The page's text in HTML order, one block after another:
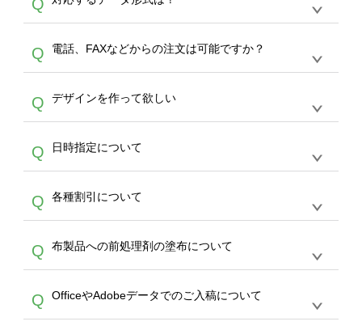
生産にて承っております。デザインツールから
デザインの作成から決済まで完了できます。
30枚以上やシルク印刷など、大口注文の場合
は、サポートが担当するエコバッグコンシェル
やタンブラーコンシェルをご利用ください。製
作する数量が多ければ多いほど、オンデマンド
サービスよりも低価格で製作することが可能で
す。
Q
A
ドできるデータ形式は、JPG / PNG / AI / PSD /
PDF 形式になります。データの最大サイズ
写真などもアップロード可能です。使用できな
い画像はエラーになります。（※ Illustratorか
らの直接入稿には対応していません。AIで保存
し、デザインツールからアップロードして下さ
い）
Q 電話、FAXなどからの注文は可能ですか？
A
文のみ受け付けております。30個以上のご製
作をお考えの方は、サポートが担当するエコバ
スをご利用頂ければ、電話やFAX、メールなど
でご注文が可能です。
Q デザインを作って欲しい
A
を作って欲しい。などの場合は、製作数量が
30個以上であれば、サポート担当が、デザイ
バッグコンシェル
サー
ビスをご利用ください。(※ 30個以下の場合
は、デザインツールをご利用ください)
Q 日時指定について
A
ん。発送後18時以降に配送業者・伝票番号を
メールでお知らせいたしますので、直接配送業
者にご連絡いただき調整をお願い致します。
Q 各種割引について
A
カート内で自動的に割引(最大50%)が適用され
ます。 【付与ポイント】購入金額の1％が1ポ
イントとして付与され、次回ご注文時に1ポイ
ント＝1円としてお使いいただけます。ポイン
トは発送完了の翌日に付与され、次回ご注文時
Q 布製品への前処理剤の塗布について
A
意点（前処理剤）】カラー生地（Tシャツのホ
ワイト、トートバッグのナチュラル、ホワイト
Q OfficeやAdobeデータでのご入稿について